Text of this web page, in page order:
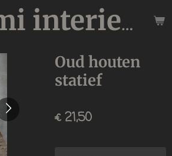
Ilmi interieur
Oud houten
statief
€ 21,50